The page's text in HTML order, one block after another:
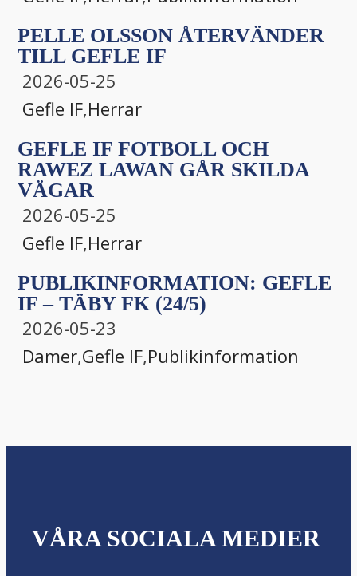
PELLE OLSSON ÅTERVÄNDER
TILL GEFLE IF
2026-05-25
Gefle IF,Herrar
GEFLE IF FOTBOLL OCH
RAWEZ LAWAN GÅR SKILDA
VÄGAR
2026-05-25
Gefle IF,Herrar
PUBLIKINFORMATION: GEFLE
IF – TÄBY FK (24/5)
2026-05-23
Damer,Gefle IF,Publikinformation
VÅRA SOCIALA MEDIER